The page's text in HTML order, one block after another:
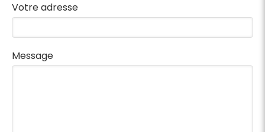
Votre adresse
Message